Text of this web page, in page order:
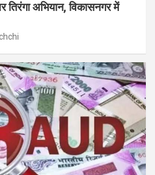
अभियान, विकासनगर में